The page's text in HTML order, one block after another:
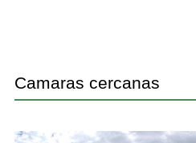
Camaras cercanas